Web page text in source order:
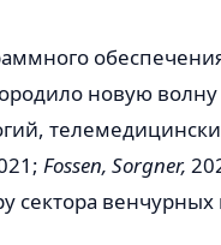
новую волну
Fossen, Sorgner,
сектора